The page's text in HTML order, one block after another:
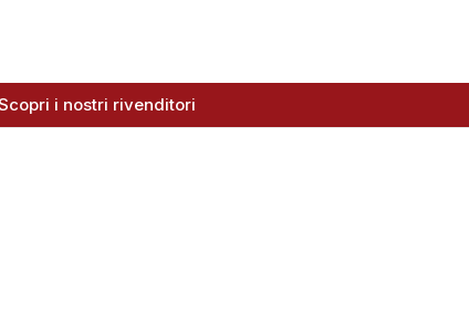
i nostri rivenditori